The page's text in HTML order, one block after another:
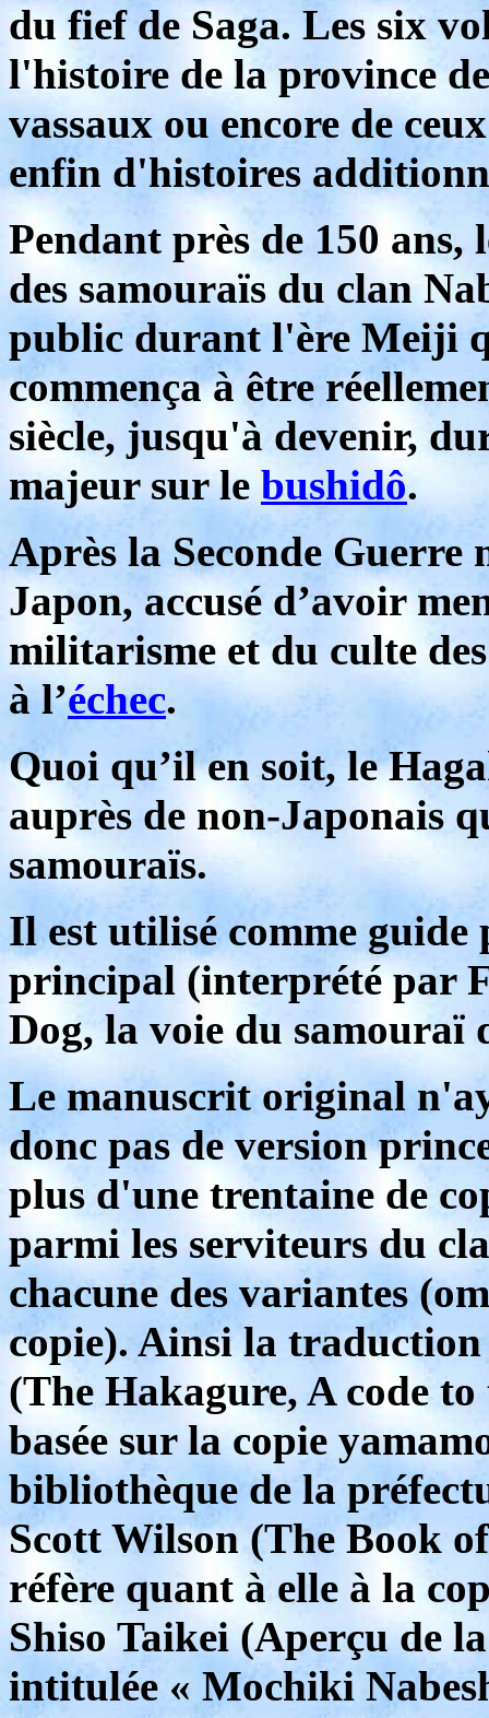
du fief de Saga. Les six
l'histoire de la province
vassaux ou encore de
enfin d'histoires
Pendant près de 150
des samouraïs du clan
public durant l'ère Meiji
commença à être
siècle, jusqu'à devenir,
majeur sur le bushidô.
Après la Seconde
Japon, accusé d’avoir
militarisme et du culte
à l’échec.
Quoi qu’il en soit, le
auprès de non-Japonais
samouraïs.
Il est utilisé comme guide
principal (interprété par
Dog, la voie du samouraï
Le manuscrit original
donc pas de version
plus d'une trentaine de
parmi les serviteurs du
chacune des variantes
copie). Ainsi la
(The Hakagure, A code
basée sur la copie
bibliothèque de la
Scott Wilson (The Book
réfère quant à elle à la
Shiso Taikei (Aperçu de
intitulée « Mochiki